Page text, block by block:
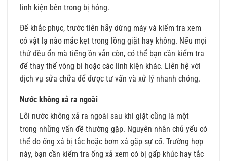
linh kiện bên trong bị hỏng.
Để khắc phục, trước tiên hãy dừng máy và kiểm tra xem
có vật lạ nào mắc kẹt trong lồng giặt hay không. Nếu mọi
thứ đều ổn mà tiếng ồn vẫn còn, có thể bạn cần kiểm tra
để thay thế vòng bi hoặc các linh kiện khác. Liên hệ với
dịch vụ sửa chữa để được tư vấn và xử lý nhanh chóng.
Nước không xả ra ngoài
Lỗi nước không xả ra ngoài sau khi giặt cũng là một
trong những vấn đề thường gặp. Nguyên nhân chủ yếu có
thể do ống xả bị tắc hoặc bơm xả gặp sự cố. Trường hợp
này, bạn cần kiểm tra ống xả xem có bị gấp khúc hay tắc